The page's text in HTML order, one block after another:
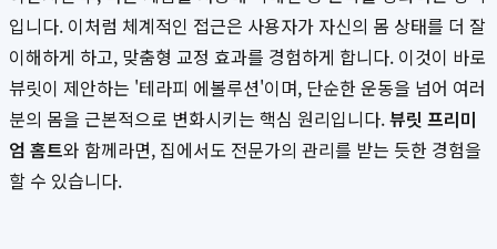
입니다. 이처럼 체계적인 접근은 사용자가 자신의 몸 상태를 더 잘
이해하게 하고, 맞춤형 교정 효과를 경험하게 합니다. 이것이 바로
뷰릿이 제안하는 '테라피 에볼루션'이며, 단순한 운동을 넘어 여러
분의 몸을 근본적으로 변화시키는 핵심 원리입니다.뷰릿 프리미
엄 홈트와 함께라면, 집에서도 전문가의 관리를 받는 듯한 경험을
할 수 있습니다.